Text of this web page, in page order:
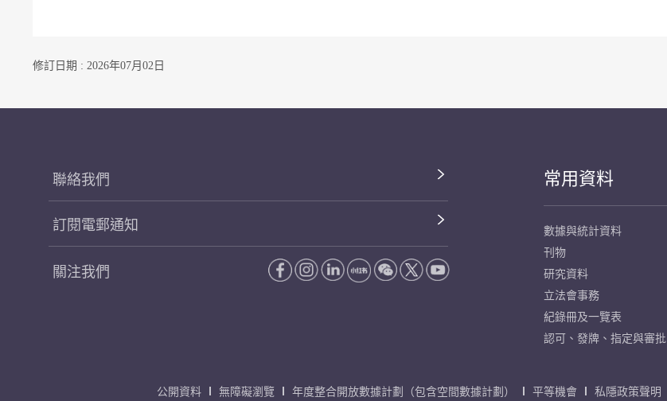
修訂日期 : 2026年07月02日
聯絡我們
訂閱電郵通知
關注我們
常用資料
數據與統計資料
刊物
研究資料
立法會事務
紀錄冊及一覽表
認可、發牌、指定與審批
公開資料 無障礙瀏覽 年度整合開放數據計劃（包含空間數據計劃） 平等機會 私隱政策聲明